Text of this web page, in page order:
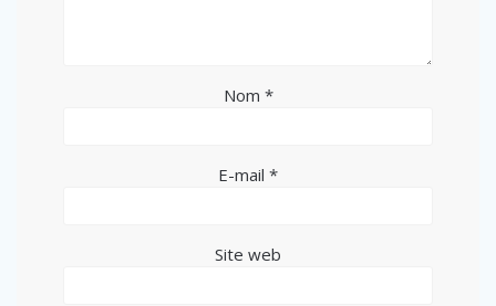
Nom *
E-mail *
Site web